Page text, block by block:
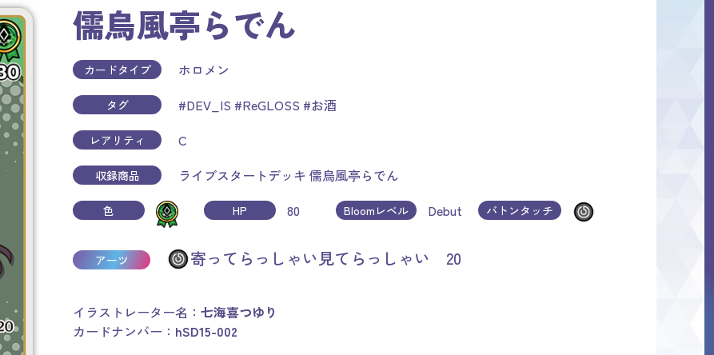
儒烏風亭らでん
カードタイプ ホロメン
タグ #DEV_IS #ReGLOSS #お酒
レアリティ C
収録商品 ライブスタートデッキ 儒烏風亭らでん
色 HP 80 Bloomレベル Debut バトンタッチ
アーツ 寄ってらっしゃい見てらっしゃい 20
イラストレーター名： 七海喜つゆり
カードナンバー： hSD15-002